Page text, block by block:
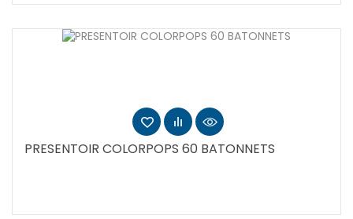
PRESENTOIR COLORPOPS 60 BATONNETS